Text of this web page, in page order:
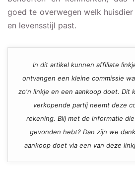
goed te overwegen welk
en levensstijl past.
In dit artikel kunnen affiliate
ontvangen een kleine commissie
zo'n linkje en een aankoop doet. Dit
verkopende partij neemt deze
rekening. Blij met de informatie
gevonden hebt? Dan zijn we
aankoop doet via een van deze